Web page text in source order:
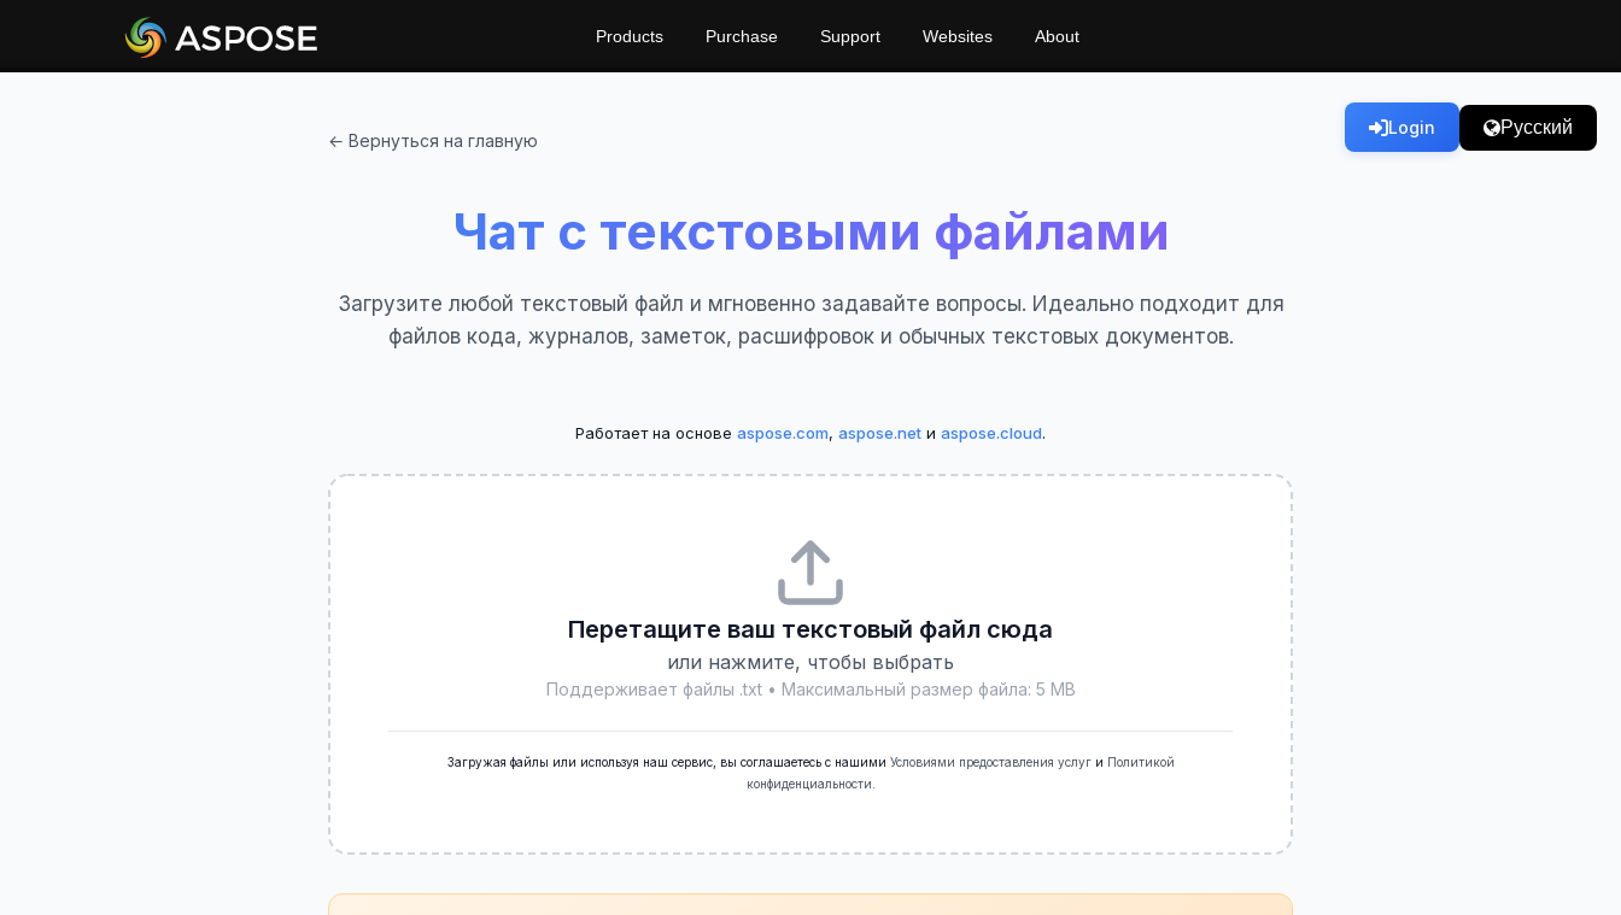
Products Purchase Support Websites About
Login Русский
← Вернуться на главную
Чат с текстовыми файлами
Загрузите любой текстовый файл и мгновенно задавайте вопросы. Идеально подходит для
файлов кода, журналов, заметок, расшифровок и обычных текстовых документов.
Работает на основе aspose.com, aspose.net и aspose.cloud.
Перетащите ваш текстовый файл сюда
или нажмите, чтобы выбрать
Поддерживает файлы .txt • Максимальный размер файла: 5 MB
Загружая файлы или используя наш сервис, вы соглашаетесь с нашими Условиями предоставления услуги Политикой
конфиденциальности